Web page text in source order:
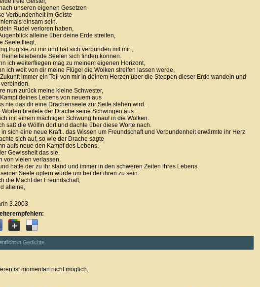
unseren eigenen Gesetzen
Verbundenheit im Geiste
einsam sein.
Rudel verloren haben,
alleine über deine Erde streifen,
Seele fliegt,
trug sie zu mir und hat sich verbunden mit mir ,
freiheitsliebende Seelen sich finden können.
ich weiterfliegen mag zu meinem eigenen Horizont,
ich weit von dir meine Flügel die Wolken streifen lassen werde,
immer ein Teil von mir in deinem Herzen über die Steppen dieser Erde wandeln und
nun zurück meine kleine Schwester,
deines Lebens von neuem aus
nie das dir eine Drachenseele zur Seite stehen wird.
Worten breitete der Drache seine Schwingen aus
mit einem mächtigen Schwung hinauf in die Wolken.
saß die Wölfin dort und dachte über diese Worte nach.
sich eine neue Kraft.. das Wissen um Freundschaft und Verbundenheit erwärmte ihr Herz
sich auf, so wie der Drache sagte
aufs neue den Kampf des Lebens,
Gewissheit das sie,
von vielen verlassen,
hatte der zu ihr stand und immer in den schweren Zeiten ihres Lebens
Seele opfern würde um bei der ihren zu sein.
die Macht der Freundschaft,
alleine,
3.2003
in Gedichte
ist momentan nicht möglich.